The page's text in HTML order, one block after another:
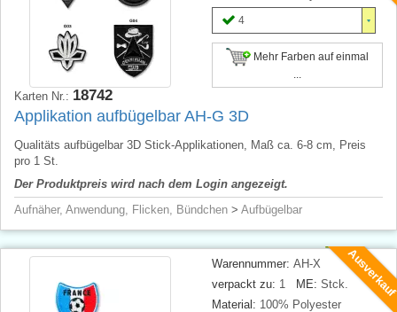
4
Mehr Farben auf einmal
Karten Nr.: 18742
Applikation aufbügelbar AH-G 3D
Qualitäts aufbügelbar 3D Stick-Applikationen, Maß ca. 6-8 cm, Preis
pro 1 St.
Der Produktpreis wird nach dem Login angezeigt.
Aufnäher, Anwendung, Flicken, Bündchen > Aufbügelbar
Warennummer: AH-X
verpackt zu: 1 ME: Stck.
Material: 100% Polyester